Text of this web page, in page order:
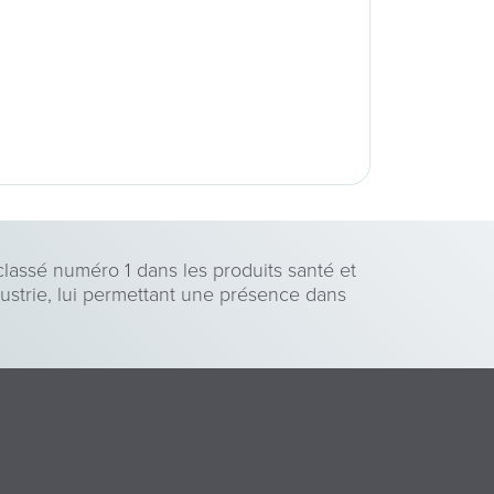
numéro 1 dans les produits santé et
lui permettant une présence dans